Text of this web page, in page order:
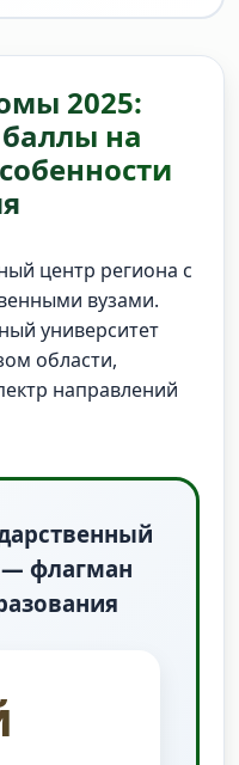
2025:
на
центр региона с
вузами.
университет
области,
направлений
— флагман